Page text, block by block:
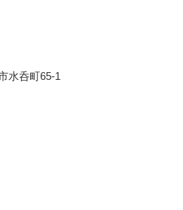
水呑町65-1